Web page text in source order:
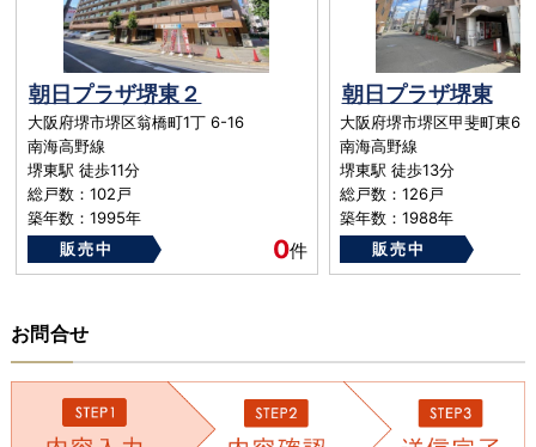
朝日プラザ堺東２
大阪府堺市堺区翁橋町1丁 6-16
南海高野線
堺東駅 徒歩11分
総戸数：102戸
築年数：1995年
販売中
0件
朝日プラザ堺東
大阪府堺市堺区甲斐町東6丁
南海高野線
堺東駅 徒歩13分
総戸数：126戸
築年数：1988年
販売中
お問合せ